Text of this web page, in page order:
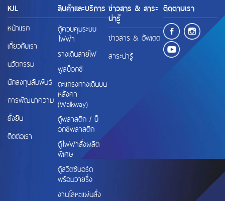
KJL
หน้าแรก
เกี่ยวกับเรา
นวัตกรรม
นักลงทุนสัมพันธ์
การพัฒนาความ
ยั่งยืน
ติดต่อเรา
สินค้าและบริการ
ตู้ควบคุมระบบ
ไฟฟ้า
รางเดินสายไฟ
พูลบ็อกซ์
ตะแกรงทางเดินบน
หลังคา
(Walkway)
ตู้พลาสติก / บ็
อกซ์พลาสติก
ตู้ไฟฟ้าสั่งผลิต
พิเศษ
ตู้สวิตช์บอร์ด
พร้อมวายริ่ง
งานโลหะแผ่นสั่ง
ข่าวสาร & สาระ
น่ารู้
ข่าวสาร & อัพเดต
สาระน่ารู้
ติดตามเรา